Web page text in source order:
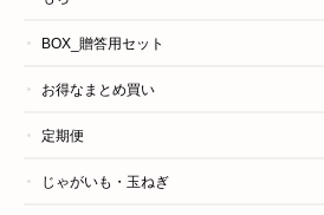
BOX_贈答用セット
お得なまとめ買い
定期便
じゃがいも・玉ねぎ